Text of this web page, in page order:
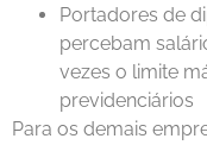
Portadores de
percebam
vezes o limite
previdenciários
Para os demais